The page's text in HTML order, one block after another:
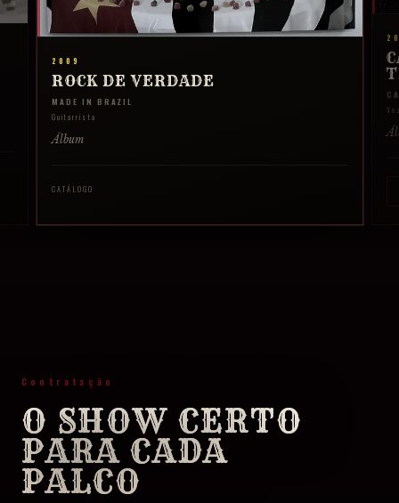
2009
ROCK DE VERDADE
MADE IN BRAZIL
Guitarrista
Álbum
CATÁLOGO
Contratação
O SHOW CERTO
PARA CADA
PALCO